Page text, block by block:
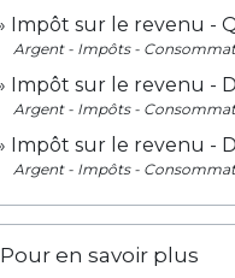
Impôt sur le revenu -
Argent - Impôts -
Impôt sur le revenu -
Argent - Impôts -
Impôt sur le revenu -
Argent - Impôts -
Pour en savoir plus